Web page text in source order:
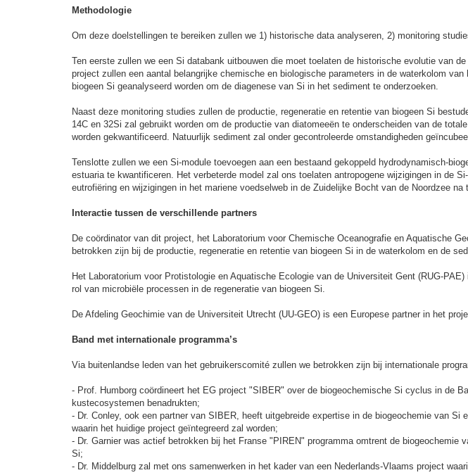
Methodologie
Om deze doelstellingen te bereiken zullen we 1) historische data analyseren, 2) monitoring
Ten eerste zullen we een Si databank uitbouwen die moet toelaten de historische evolutie van
project zullen een aantal belangrijke chemische en biologische parameters in de waterkolom
biogeen Si geanalyseerd worden om de diagenese van Si in het sediment te onderzoeken.
Naast deze monitoring studies zullen de productie, regeneratie en retentie van biogeen Si
14C en 32Si zal gebruikt worden om de productie van diatomeeën te onderscheiden van de
worden gekwantificeerd. Natuurlijk sediment zal onder gecontroleerde omstandigheden
Tenslotte zullen we een Si-module toevoegen aan een bestaand gekoppeld hydrodynamisch-
estuaria te kwantificeren. Het verbeterde model zal ons toelaten antropogene wijzigingen in de
eutrofiëring en wijzigingen in het mariene voedselweb in de Zuidelijke Bocht van de Noordzee na
Interactie tussen de verschillende partners
De coördinator van dit project, het Laboratorium voor Chemische Oceanografie en Aquatische
betrokken zijn bij de productie, regeneratie en retentie van biogeen Si in de waterkolom en de
Het Laboratorium voor Protistologie en Aquatische Ecologie van de Universiteit Gent (RUG-
rol van microbiële processen in de regeneratie van biogeen Si.
De Afdeling Geochimie van de Universiteit Utrecht (UU-GEO) is een Europese partner in het
Band met internationale programma’s
Via buitenlandse leden van het gebruikerscomité zullen we betrokken zijn bij internationale
- Prof. Humborg coördineert het EG project "SIBER" over de biogeochemische Si cyclus in de
kustecosystemen benadrukten;
- Dr. Conley, ook een partner van SIBER, heeft uitgebreide expertise in de biogeochemie van Si
waarin het huidige project geïntegreerd zal worden;
- Dr. Garnier was actief betrokken bij het Franse "PIREN" programma omtrent de
Si;
- Dr. Middelburg zal met ons samenwerken in het kader van een Nederlands-Vlaams project